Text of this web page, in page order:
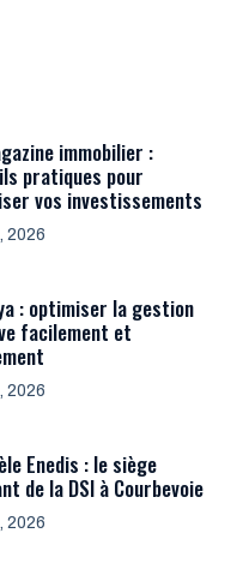
immobilier :
pratiques pour
vos investissements
2026
: optimiser la gestion
facilement et
2026
Enedis : le siège
de la DSI à Courbevoie
2026